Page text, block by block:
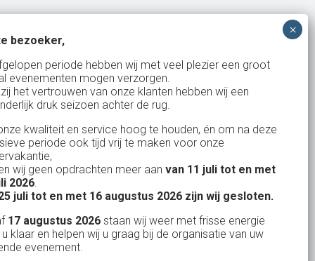
Bank: NL15ABNA0561810710
KvK: 17167131
BTW: NL.1678.53.296.B01
Uw partner in:
Evenementen verhuur
Feestverhuur
Licht- en Geluidverhuur
bezoeker,
periode hebben wij met veel plezier een groot
evenementen mogen verzorgen.
het vertrouwen van onze klanten hebben wij een
druk seizoen achter de rug.
kwaliteit en service hoog te houden, én om na deze
periode ook tijd vrij te maken voor onze
wij geen opdrachten meer aan van 11 juli tot en met
2026.
juli tot en met 16 augustus 2026 zijn wij gesloten.
17 augustus 2026 staan wij weer met frisse energie
klaar en helpen wij u graag bij de organisatie van uw
evenement.